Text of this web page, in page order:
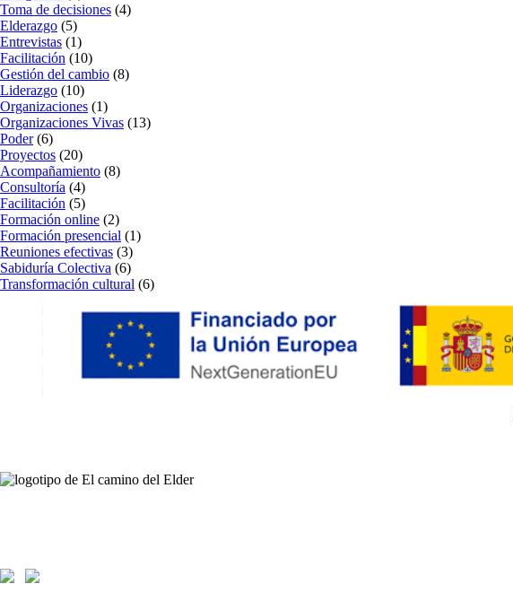
Toma de decisiones (4)
Elderazgo (5)
Entrevistas (1)
Facilitación (10)
Gestión del cambio (8)
Liderazgo (10)
Organizaciones (1)
Organizaciones Vivas (13)
Poder(6)
Proyectos (20)
Acompañamiento (8)
Consultoría (4)
Facilitación (5)
Formación online (2)
Formación presencial (1)
Reuniones efectivas (3)
Sabiduría Colectiva (6)
Transformación cultural (6)